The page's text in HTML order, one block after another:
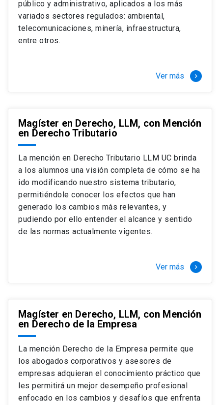
Si optas por la modalidad Full Time:
El LLM UC Full Time es una versión del programa
destinado principalmente a extranjeros, que permite
necesidades y expectativas profesionales, eligiendo
completamente al programa o compatibilizarás un
estudio intenso y exigente, con una muy baja carga
laboral, de marzo a noviembre, para dedicarte
completamente a la actividad de graduación de
diciembre a marzo.
2 cursos mínimos (10 créditos) Primer
semestre
+ 5 cursos a elección (50 créditos) Primer
semestre
+ 4 cursos a elección (40 créditos)
tres meses a tiempo completo (20
Juan Ignacio Piña Rochefort
Director Magíster en Derecho, LLM UC
público y administrativo, aplicados a los más
variados sectores regulados: ambiental,
telecomunicaciones, minería, infraestructura,
entre otros.
Ver más keyboard_arrow_right
Magíster en Derecho, LLM, con Mención
en Derecho Tributario
La mención en Derecho Tributario LLM UC brinda
a los alumnos una visión completa de cómo se ha
ido modificando nuestro sistema tributario,
permitiéndole conocer los efectos que han
generado los cambios más relevantes, y
pudiendo por ello entender el alcance y sentido
de las normas actualmente vigentes.
Ver más keyboard_arrow_right
Magíster en Derecho, LLM, con Mención
en Derecho de la Empresa
La mención Derecho de la Empresa permite que
los abogados corporativos y asesores de
empresas adquieran el conocimiento práctico que
les permitirá un mejor desempeño profesional
enfocado en los cambios y desafíos que enfrenta